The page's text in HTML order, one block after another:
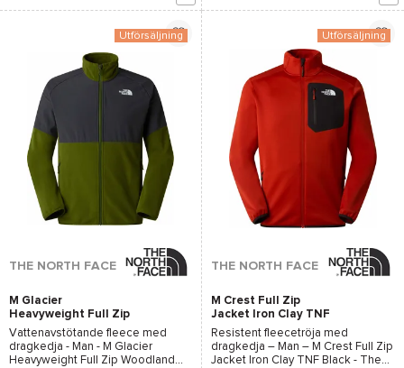
Utförsäljning
THE NORTH FACE
M Glacier
Heavyweight Full Zip
Woodland Green
Vattenavstötande fleece med
dragkedja - Man - M Glacier
Heavyweight Full Zip Woodland
Utförsäljning
THE NORTH FACE
M Crest Full Zip
Jacket Iron Clay TNF
Black
Resistent fleecetröja med
dragkedja – Man – M Crest Full Zip
Jacket Iron Clay TNF Black - The